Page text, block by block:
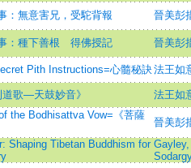
：無意害兄，受駝背報 晉美彭
：種下善根 得佛授記 晉美彭
Pith Instructions=心髓秘訣法王如
歌—天鼓妙音》
法王如
the Bodhisattva Vow=《菩薩
晉美彭
Shaping Tibetan Buddhism for